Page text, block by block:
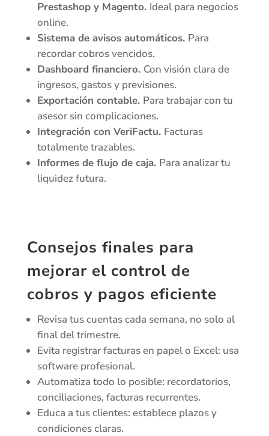
Prestashop y Magento. Ideal para negocios
online.
Sistema de avisos automáticos. Para
recordar cobros vencidos.
Dashboard financiero. Con visión clara de
ingresos, gastos y previsiones.
Exportación contable. Para trabajar con tu
asesor sin complicaciones.
Integración con VeriFactu. Facturas
totalmente trazables.
Informes de flujo de caja. Para analizar tu
liquidez futura.
Consejos finales para
mejorar el control de
cobros y pagos eficiente
Revisa tus cuentas cada semana, no solo al
final del trimestre.
Evita registrar facturas en papel o Excel: usa
software profesional.
Automatiza todo lo posible: recordatorios,
conciliaciones, facturas recurrentes.
Educa a tus clientes: establece plazos y
condiciones claras.